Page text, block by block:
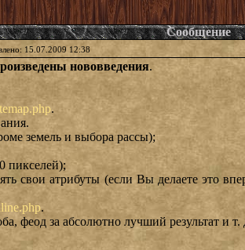
Сообщение
15.07.2009 12:38
нововведения.
.
земель и выбора рассы);
пикселей);
свои атрибуты (если Вы делаете это
.
феод за абсолютно лучший результат и т.